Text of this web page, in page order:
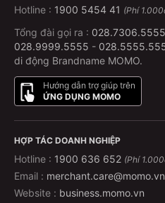
Có hỗ trợ trung
Có hỗ trợ trung chuyểnmiễn
giúp bạn di chuyển thuận
Sương (TP.HCM) hiện chưa
khách cần tự đến điểm tập
Có gửi hàng/gửi bưu
Hoàn toàn có! Nhà xe nhận
bưu phẩm theo hợp đồng,
toàn – đúng địa chỉ. Thích
doanh nghiệp có nhu cầu gửi
Hotline : 1900 5454 41 (Phí
Tổng đài gọi ra : 028.7306.5555
028.9999.5555 -
di động Brandname MOMO.
Hướng dẫn trợ giúp trên
ỨNG DỤNG MOMO
HỢP TÁC DOANH NGHIỆP
Hotline : 1900 636 652 (Phí
Email : merchant.care@momo.vn
Website : business.momo.vn